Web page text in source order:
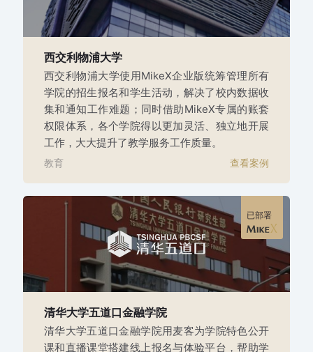
西交利物浦大学
西交利物浦大学使用MikeX企业版统筹管理所有
学院的招生报名和学生活动，解决了校内数据收
集和通知工作难题；同时借助MikeX专属的账套
权限体系，各个学院得以更加灵活、独立地开展
工作，大大提升了教学服务工作质量。
教育 查看案例
已部署
清华大学五道口金融学院
清华大学五道口金融学院用麦客为学院特色公开
课和直播课堂搭建线上报名与体验平台，帮助学